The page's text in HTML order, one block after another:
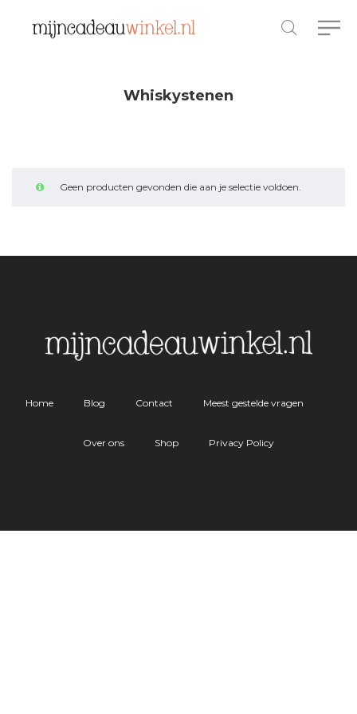
Whiskystenen
Geen producten gevonden die aan je selectie voldoen.
Home Blog Contact Meest gestelde vragen
Over ons Shop Privacy Policy